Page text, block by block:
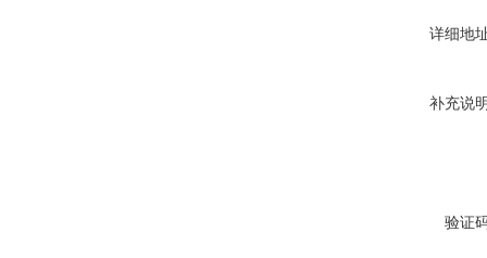
详细地
补充说
验证